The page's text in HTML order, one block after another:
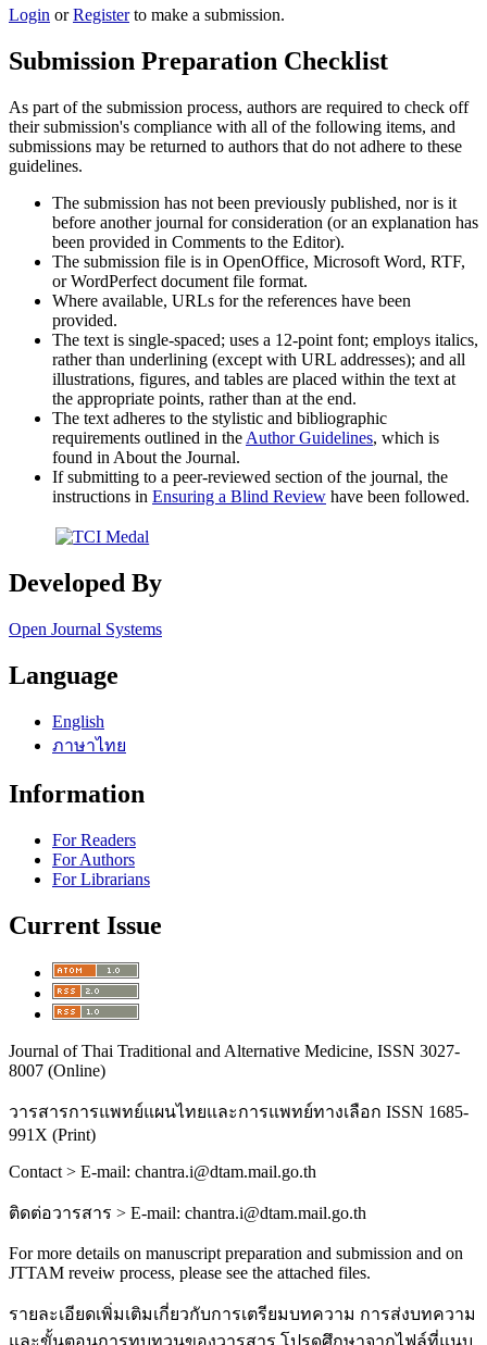
Login orRegisterto make a submission.
Submission Preparation Checklist
As part of the submission process, authors are required to check off
their submission's compliance with all of the following items, and
submissions may be returned to authors that do not adhere to these
guidelines.
The submission has not been previously published, nor is it
before another journal for consideration (or an explanation has
been provided in Comments to the Editor).
The submission file is in OpenOffice, Microsoft Word, RTF,
or WordPerfect document file format.
Where available, URLs for the references have been
provided.
The text is single-spaced; uses a 12-point font; employs italics,
rather than underlining (except with URL addresses); and all
illustrations, figures, and tables are placed within the text at
the appropriate points, rather than at the end.
The text adheres to the stylistic and bibliographic
requirements outlined in the Author Guidelines, which is
found in About the Journal.
If submitting to a peer-reviewed section of the journal, the
instructions in Ensuring a Blind Review have been followed.
Developed By
Open Journal Systems
Language
English
ภาษาไทย
Information
For Readers
For Authors
For Librarians
Current Issue
Journal of Thai Traditional and Alternative Medicine, ISSN 3027-
8007 (Online)
วารสารการแพทย์แผนไทยและการแพทย์ทางเลือก ISSN 1685-
991X (Print)
Contact > E-mail: chantra.i@dtam.mail.go.th
ติดต่อวารสาร > E-mail: chantra.i@dtam.mail.go.th
For more details on manuscript preparation and submission and on
JTTAM reveiw process, please see the attached files.
รายละเอียดเพิ่มเติมเกี่ยวกับการเตรียมบทความ การส่งบทความ